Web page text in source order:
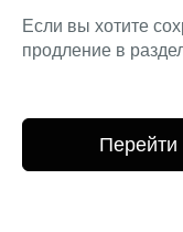
Если вы хотите
продление в
Перейти